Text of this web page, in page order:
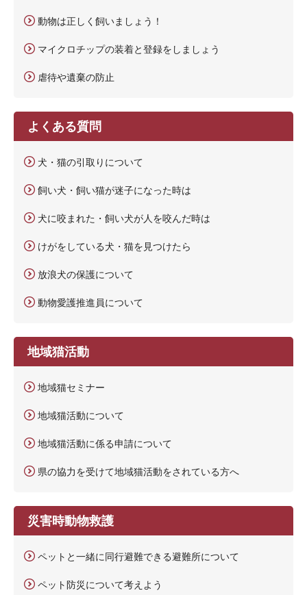
動物は正しく飼いましょう！
マイクロチップの装着と登録をしましょう
虐待や遺棄の防止
よくある質問
犬・猫の引取りについて
飼い犬・飼い猫が迷子になった時は
犬に咬まれた・飼い犬が人を咬んだ時は
けがをしている犬・猫を見つけたら
放浪犬の保護について
動物愛護推進員について
地域猫活動
地域猫セミナー
地域猫活動について
地域猫活動に係る申請について
県の協力を受けて地域猫活動をされている方へ
災害時動物救護
ペットと一緒に同行避難できる避難所について
ペット防災について考えよう